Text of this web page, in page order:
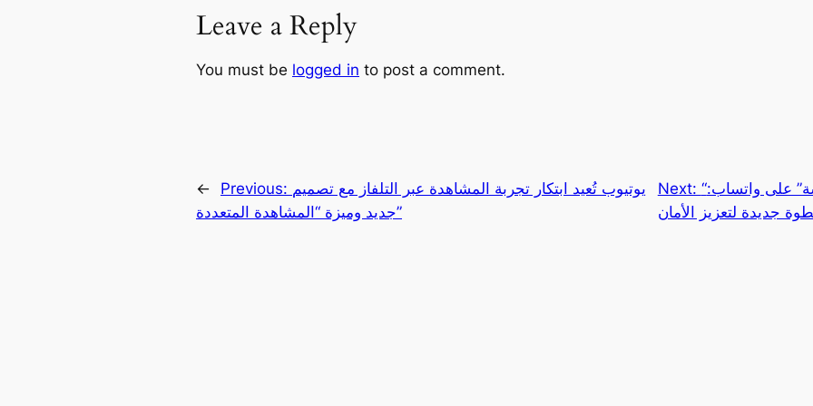
Leave a Reply
You must be logged in to post a comment.
← Previous: يوتيوب تُعيد ابتكار تجربة المشاهدة عبر التلفاز مع تصميم
جديد وميزة “المشاهدة المتعددة”
Next: “الخصوصية المتقدمة للدردشة” على واتساب:
جديدة لتعزيز الأمان